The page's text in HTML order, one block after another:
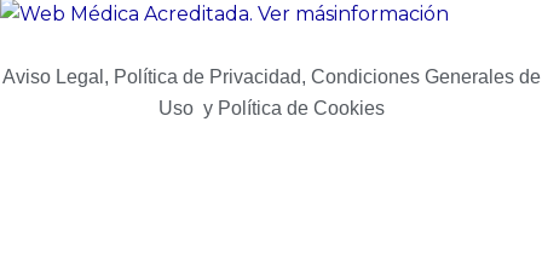
Aviso Legal, Política de Privacidad, Condiciones Generales de
Uso y Política de Cookies